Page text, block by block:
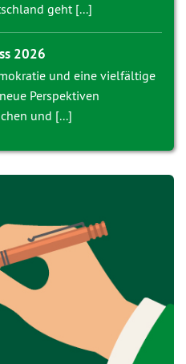
geht [...]
2026
und eine vielfältige
Perspektiven
und [...]